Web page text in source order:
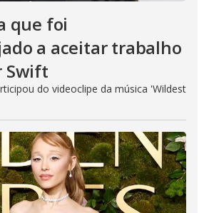
que foi
a aceitar trabalho
Swift
do videoclipe da música 'Wildest